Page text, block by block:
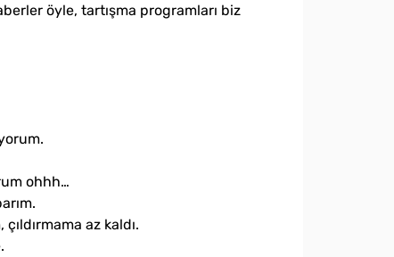
öyle, tartışma programları biz
ohhh…
az kaldı.